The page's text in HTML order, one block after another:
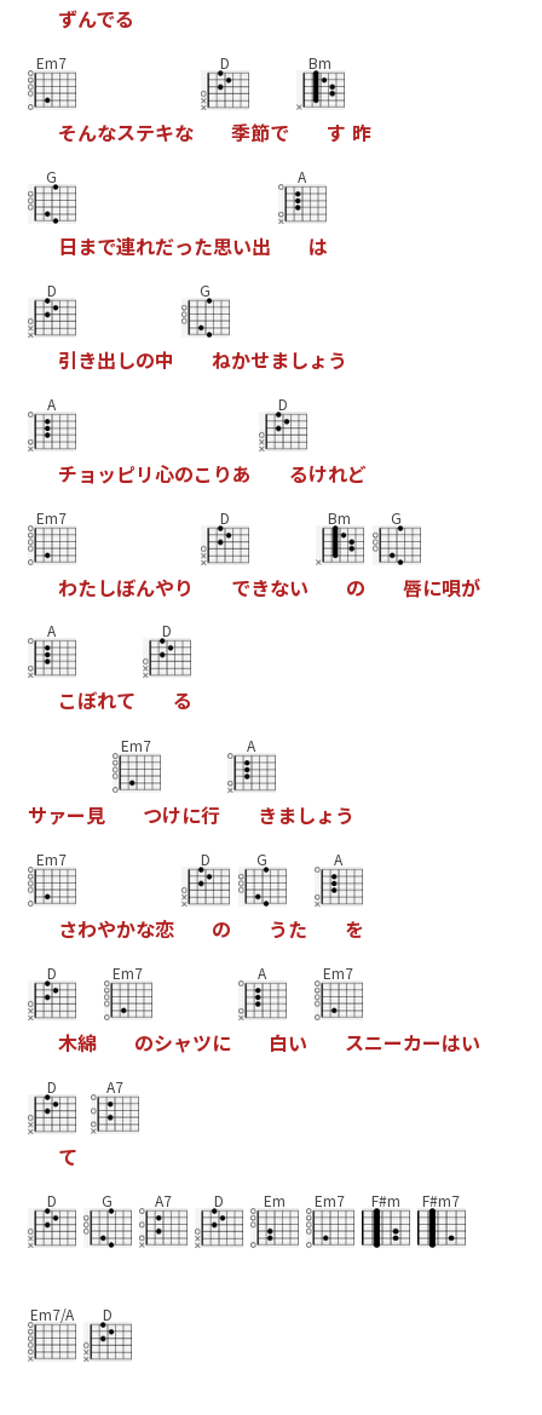
ずんでる
Em7
そんなステキな
D
季節で
Bm
す 昨
G
日 まで連れだった思い出
A
は
D
引き出しの中
G
ねかせましょ う
A
チョ ッピリ心のこ りあ
D
るけれど
Em7
わたしぼんやり
D
できない
Bm
の
G
唇に唄が
A
こぼれて
D
る
サァー 見
Em7
つけに行
A
き ましょ う
Em7
さわやかな恋
D
の
G
うた
A
を
D
木綿
Em7
のシャツに
A
白い
Em7
スニーカーはい
D
て
A7
D G A7 D Em Em7 F#m F#m7
Em7/A D